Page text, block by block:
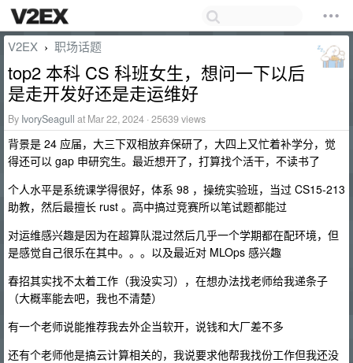
V2EX › 职场话题
top2 本科 CS 科班女生，想问一下以后
是走开发好还是走运维好
By IvorySeagull at Mar 22, 2024 · 25639 views
背景是 24 应届，大三下双相放弃保研了，大四上又忙着补学分，觉
得还可以 gap 申研究生。最近想开了，打算找个活干，不读书了
个人水平是系统课学得很好，体系 98 ，操统实验班，当过 CS15-213
助教，然后最擅长 rust 。高中搞过竞赛所以笔试题都能过
对运维感兴趣是因为在超算队混过然后几乎一个学期都在配环境，但
是感觉自己很乐在其中。。。以及最近对 MLOps 感兴趣
春招其实找不太着工作（我没实习），在想办法找老师给我递条子
（大概率能去吧，我也不清楚）
有一个老师说能推荐我去外企当软开，说钱和大厂差不多
还有个老师他是搞云计算相关的，我说要求他帮我找份工作但我还没